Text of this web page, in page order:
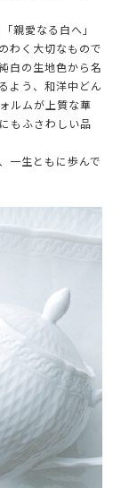
親愛なる白へ」
わく大切なもので
白の生地色から名
よう、和洋中どん
ルムが上質な華
もふさわしい品
一生ともに歩んで